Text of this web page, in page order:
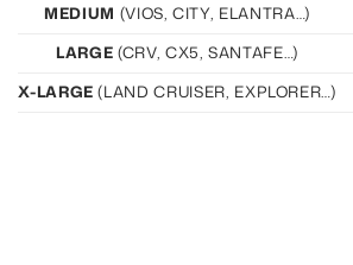
MEDIUM (VIOS, CITY, ELANTRA…)
LARGE (CRV, CX5, SANTAFE…)
X-LARGE(LAND CRUISER, EXPLORER…)